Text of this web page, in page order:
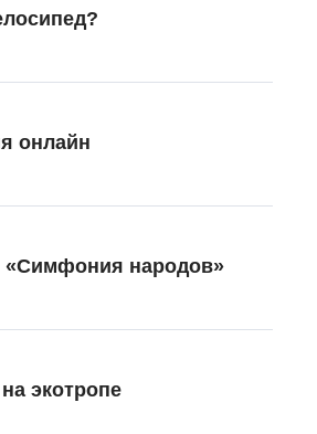
онлайн
«Симфония народов»
экотропе